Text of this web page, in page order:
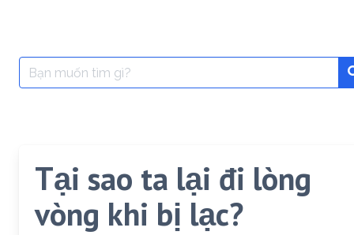
Search
for:
Tại sao ta lại đi lòng
vòng khi bị lạc?